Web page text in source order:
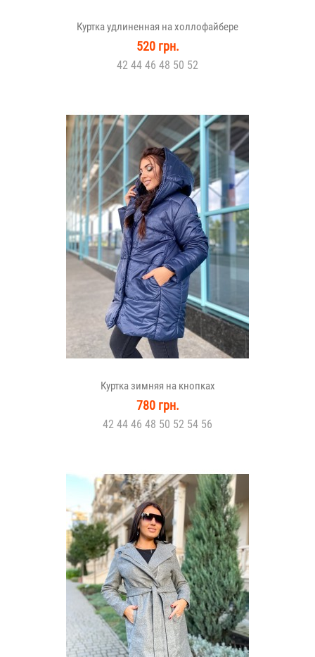
Куртка удлиненная на холлофайбере
520 грн.
42 44 46 48 50 52
Куртка зимняя на кнопках
780 грн.
42 44 46 48 50 52 54 56